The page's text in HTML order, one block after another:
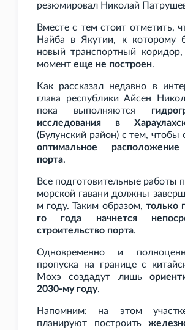
резюмировал Николай
Вместе с тем стоит отметить,
Найба в Якутии, к которому
новый транспортный
момент еще не построен.
Как рассказал недавно в
глава республики Айсен
пока выполняются
исследования в
(Булунский район) с тем, чтобы
оптимальное
порта.
Все подготовительные работы
морской гавани должны
м году. Таким образом, только
го года начнется
строительство порта.
Одновременно и
пропуска на границе с
Мохэ создадут лишь
2030-му году.
Напомним: на этом
планируют построить